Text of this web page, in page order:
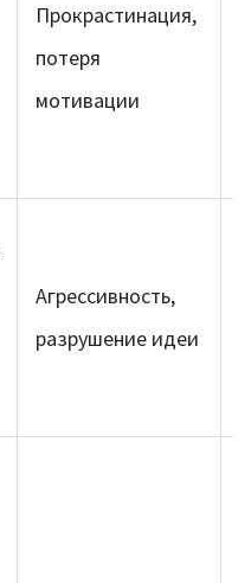
Прокрастинация,
потеря
мотивации
Агрессивность,
разрушение идеи